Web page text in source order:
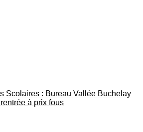
Scolaires : Bureau Vallée Buchelay
à prix fous